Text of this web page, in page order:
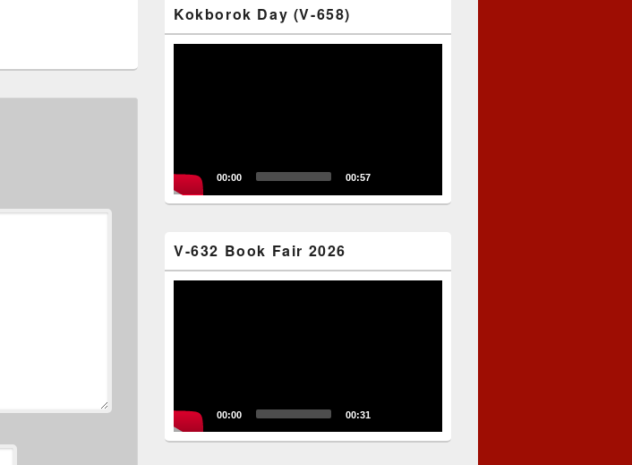
Kokborok Day (V-658)
00:00 00:57
V-632 Book Fair 2026
00:00 00:31